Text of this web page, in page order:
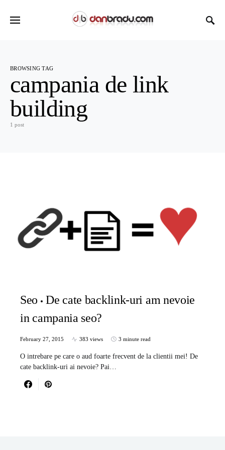
BROWSING TAG
campania de link
building
1 post
Seo
De cate backlink-uri am nevoie
in campania seo?
February 27, 2015 383 views 3 minute read
O intrebare pe care o aud foarte frecvent de la clientii mei! De
cate backlink-uri ai nevoie? Pai…